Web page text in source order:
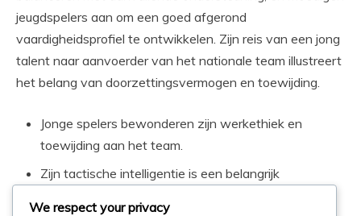
jeugdspelers aan om een goed afgerond
vaardigheidsprofiel te ontwikkelen. Zijn reis van een jong
talent naar aanvoerder van het nationale team illustreert
het belang van doorzettingsvermogen en toewijding.
Jonge spelers bewonderen zijn werkethiek en
toewijding aan het team.
Zijn tactische intelligentie is een belangrijk
We respect your privacy